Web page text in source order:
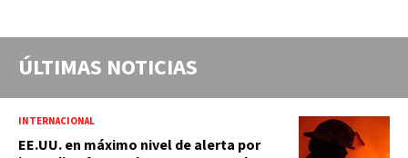
ÚLTIMAS NOTICIAS
INTERNACIONAL
EE.UU. en máximo nivel de alerta por